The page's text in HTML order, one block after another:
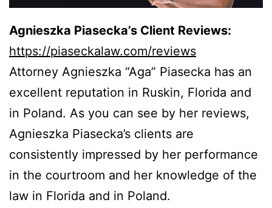
Agnieszka Piasecka’s Client Reviews:
https://piaseckalaw.com/reviews
Attorney Agnieszka “Aga” Piasecka has an
excellent reputation in Ruskin, Florida and
in Poland. As you can see by her reviews,
Agnieszka Piasecka’s clients are
consistently impressed by her performance
in the courtroom and her knowledge of the
law in Florida and in Poland.